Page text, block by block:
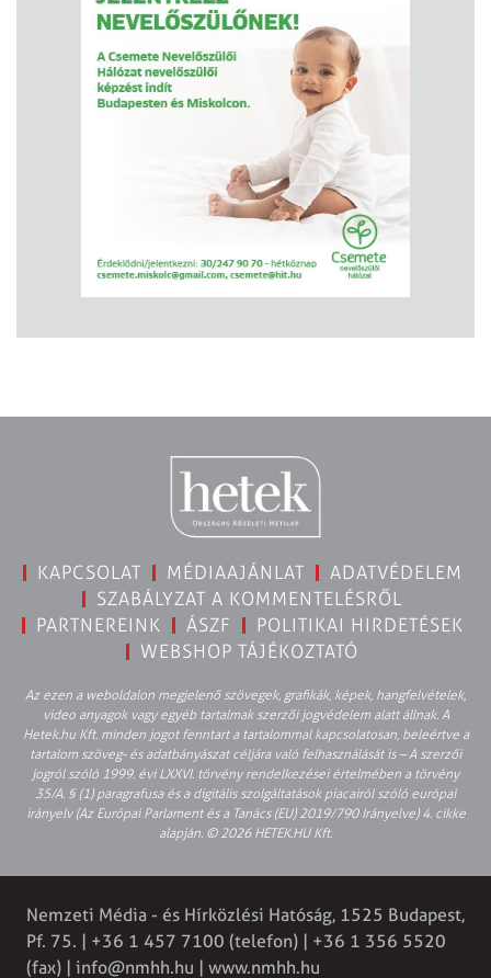
KAPCSOLAT MÉDIAAJÁNLAT
ADATVÉDELEM
SZABÁLYZAT A KOMMENTELÉSRŐL
PARTNEREINK
ÁSZF
POLITIKAI HIRDETÉSEK
WEBSHOP TÁJÉKOZTATÓ
Az ezen a weboldalon megjelenő szövegek, grafikák, képek, hangfelvételek,
video anyagok vagy egyéb tartalmak szerzői jogvédelem alatt állnak. A
Hetek.hu Kft. minden jogot fenntart a tartalommal kapcsolatosan, beleértve a
tartalom szöveg- és adatbányászat céljára való felhasználását is – A szerzői
jogról szóló 1999. évi LXXVI. törvény rendelkezései értelmében a törvény
35/A. § (1) paragrafusa és a digitális szolgáltatások piacairól szóló európai
irányelv (Az Európai Parlament és a Tanács (EU) 2019/790 Irányelve) 4. cikke
alapján. © 2026 HETEK.HU Kft.
Nemzeti Média - és Hírközlési Hatóság, 1525 Budapest,
Pf. 75. | +36 1 457 7100 (telefon) | +36 1 356 5520
(fax) | info@nmhh.hu | www.nmhh.hu